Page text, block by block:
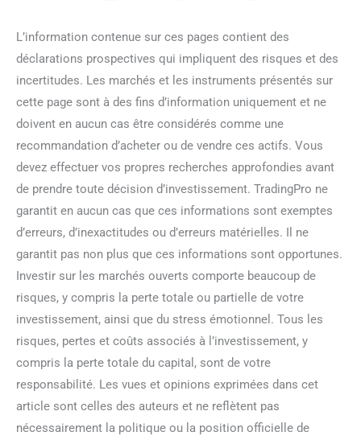
L’information contenue sur ces pages contient des
déclarations prospectives qui impliquent des risques et des
incertitudes. Les marchés et les instruments présentés sur
cette page sont à des fins d’information uniquement et ne
doivent en aucun cas être considérés comme une
recommandation d’acheter ou de vendre ces actifs. Vous
devez effectuer vos propres recherches approfondies avant
de prendre toute décision d’investissement. TradingPro ne
garantit en aucun cas que ces informations sont exemptes
d’erreurs, d’inexactitudes ou d’erreurs matérielles. Il ne
garantit pas non plus que ces informations sont opportunes.
Investir sur les marchés ouverts comporte beaucoup de
risques, y compris la perte totale ou partielle de votre
investissement, ainsi que du stress émotionnel. Tous les
risques, pertes et coûts associés à l’investissement, y
compris la perte totale du capital, sont de votre
responsabilité. Les vues et opinions exprimées dans cet
article sont celles des auteurs et ne reflètent pas
nécessairement la politique ou la position officielle de